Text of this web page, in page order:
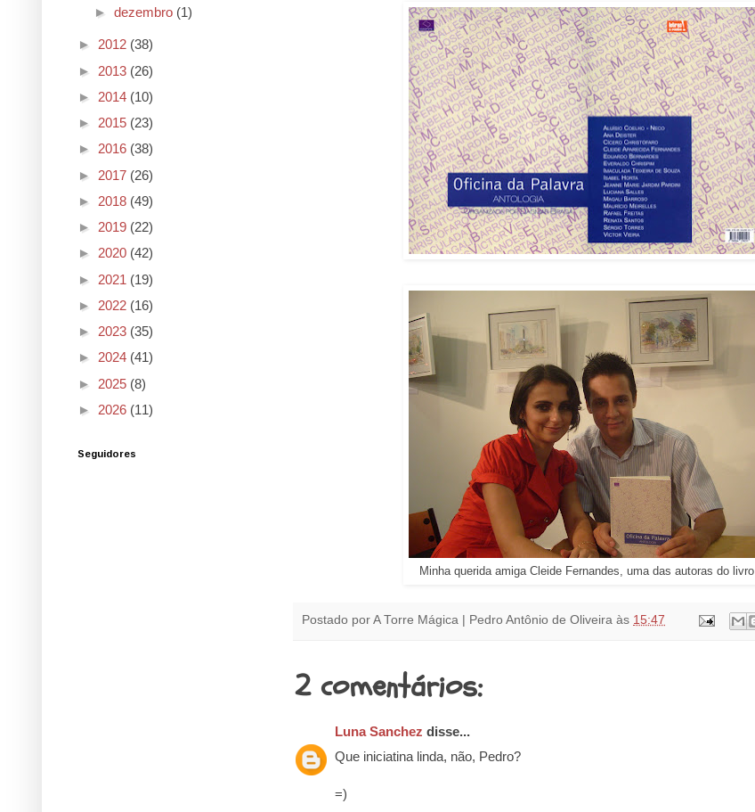
Minha querida amiga Cleide Fernandes, uma das autoras do livro
Postado por A Torre Mágica | Pedro Antônio de Oliveira às 15:47
2 comentários:
Luna Sanchez disse...
Que iniciatina linda, não, Pedro?
=)
► dezembro (1)
► 2012 (38)
► 2013 (26)
► 2014 (10)
► 2015 (23)
► 2016 (38)
► 2017 (26)
► 2018 (49)
► 2019 (22)
► 2020 (42)
► 2021 (19)
► 2022 (16)
► 2023 (35)
► 2024 (41)
► 2025 (8)
► 2026 (11)
Seguidores